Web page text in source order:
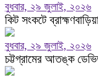
বুধবার, ২৯ জুলাই, ২০২৬
কিট সংকটে
বুধবার, ২৯ জুলাই, ২০২৬
চট্টগ্রামের আতঙ্ক